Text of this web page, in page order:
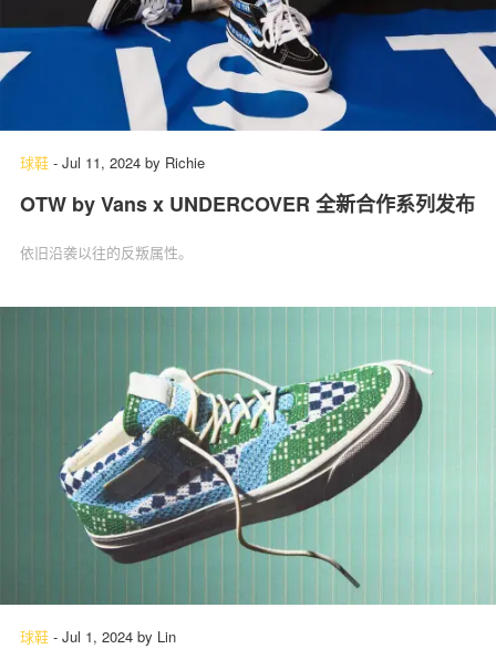
球鞋 - Jul 11, 2024 by Richie
OTW by Vans x UNDERCOVER 全新合作系列发布
依旧沿袭以往的反叛属性。
球鞋 - Jul 1, 2024 by Lin